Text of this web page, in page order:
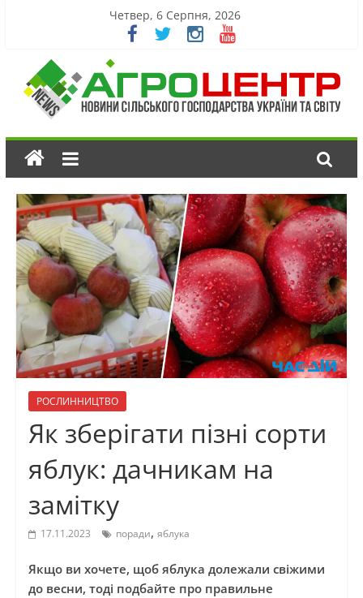
Четвер, 6 Серпня, 2026
РОСЛИННИЦТВО
Як зберігати пізні сорти
яблук: дачникам на
замітку
17.11.2023 поради, яблука
Якщо ви хочете, щоб яблука долежали свіжими
до весни, тоді подбайте про правильне